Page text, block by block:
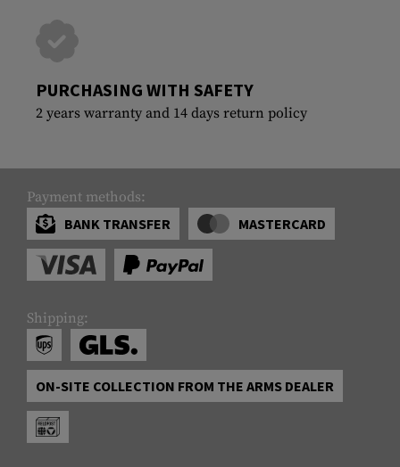
PURCHASING WITH SAFETY
2 years warranty and 14 days return policy
Payment methods:
BANK TRANSFER
MASTERCARD
Shipping:
ON-SITE COLLECTION FROM THE ARMS DEALER